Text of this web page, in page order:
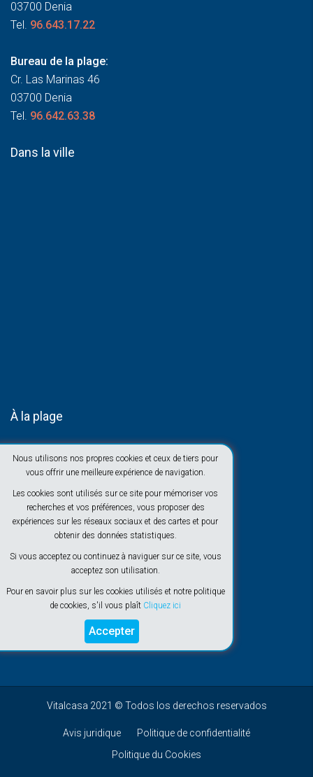
Nous utilisons nos propres cookies et ceux de tiers pour
vous offrir une meilleure expérience de navigation.
Les cookies sont utilisés sur ce site pour mémoriser vos
recherches et vos préférences, vous proposer des
expériences sur les réseaux sociaux et des cartes et pour
obtenir des données statistiques.
Si vous acceptez ou continuez à naviguer sur ce site, vous
acceptez son utilisation.
Pour en savoir plus sur les cookies utilisés et notre politique
de cookies, s'il vous plaît Cliquez ici
Accepter
03700 Denia
Tel. 96.643.17.22
Bureau de la plage:
Cr. Las Marinas 46
03700 Denia
Tel. 96.642.63.38
Dans la ville
À la plage
Vitalcasa 2021 © Todos los derechos reservados
Avis juridique
Politique de confidentialité
Politique du Cookies